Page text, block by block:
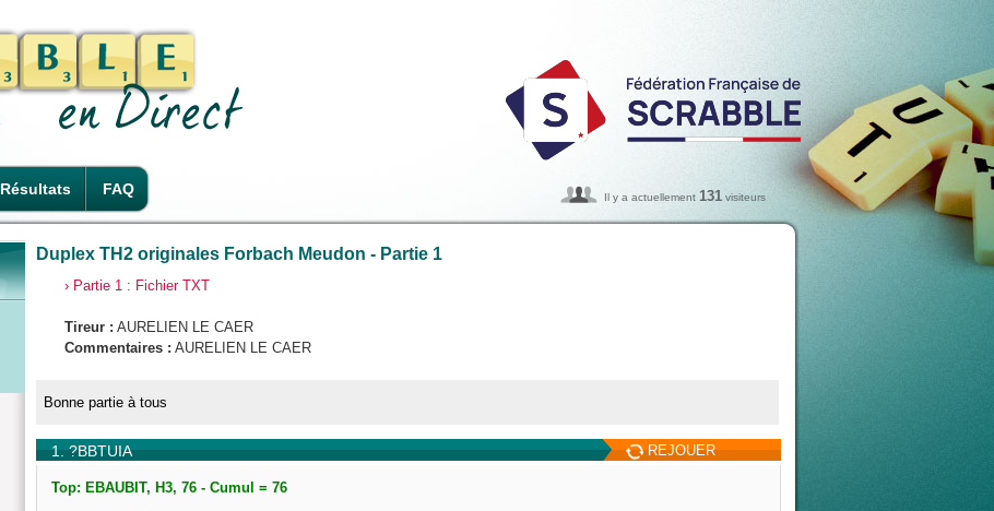
Résultats FAQ Il y a actuellement 131 visiteurs
Duplex TH2 originales Forbach Meudon - Partie 1
› Partie 1 : Fichier TXT
Tireur : AURELIEN LE CAER
Commentaires : AURELIEN LE CAER
Bonne partie à tous
1. ?BBTUIA REJOUER
Top: EBAUBIT, H3, 76 - Cumul = 76